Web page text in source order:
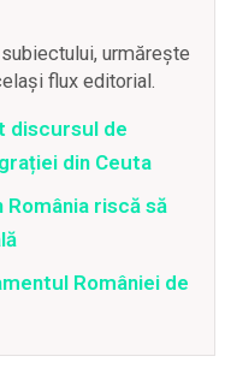
urmărește
flux editorial.
discursul de
din Ceuta
România riscă să
României de